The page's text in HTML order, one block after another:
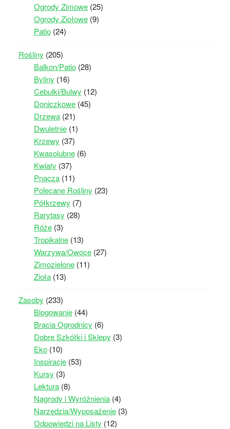
Ogrody Zimowe(25)
Ogrody Ziołowe(9)
Patio(24)
Rośliny (205)
Balkon/Patio(28)
Byliny (16)
Cebulki/Bulwy (12)
Doniczkowe(45)
Drzewa(21)
Dwuletnie(1)
Krzewy (37)
Kwasolubne(6)
Kwiaty (37)
Pnącza(11)
Polecane Rośliny (23)
Półkrzewy (7)
Rarytasy (28)
Róże(3)
Tropikalne(13)
Warzywa/Owoce(27)
Zimozielone(11)
Zioła(13)
Zasoby (233)
Blogowanie(44)
Bracia Ogrodnicy (6)
Dobre Szkółki i Sklepy (3)
Eko(10)
Inspiracje(53)
Kursy (3)
Lektura(8)
Nagrody i Wyróżnienia(4)
Narzędzia/Wyposażenie(3)
Odpowiedzi na Listy (12)